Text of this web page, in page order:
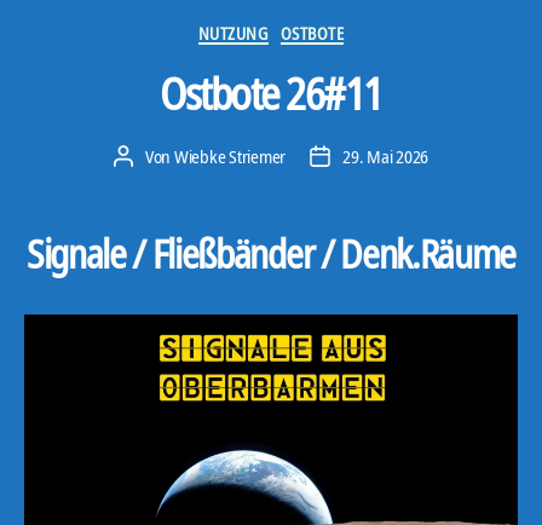
Kategorien
NUTZUNG OSTBOTE
Ostbote 26#11
Beitragsautor
Von Wiebke Striemer Veröffentlichungsdatum
29. Mai 2026
Signale / Fließbänder / Denk.Räume